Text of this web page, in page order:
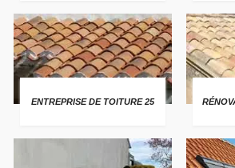
ENTREPRISE DE TOITURE 25